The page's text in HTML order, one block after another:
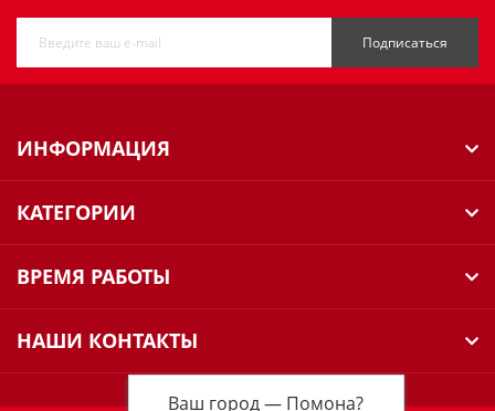
Ваш город — Помона?
Подписаться
ИНФОРМАЦИЯ
КАТЕГОРИИ
ВРЕМЯ РАБОТЫ
НАШИ КОНТАКТЫ